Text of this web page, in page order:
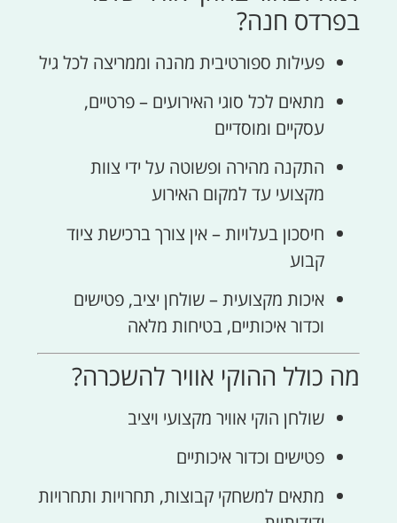
בפרדס חנה?
פעילות ספורטיבית מהנה וממריצה לכל גיל
מתאים לכל סוגי האירועים – פרטיים,
עסקיים ומוסדיים
התקנה מהירה ופשוטה על ידי צוות
מקצועי עד למקום האירוע
חיסכון בעלויות – אין צורך ברכישת ציוד
קבוע
איכות מקצועית – שולחן יציב, פטישים
וכדור איכותיים, בטיחות מלאה
מה כולל ההוקי אוויר להשכרה?
שולחן הוקי אוויר מקצועי ויציב
פטישים וכדור איכותיים
מתאים למשחקי קבוצות, תחרויות ותחרויות